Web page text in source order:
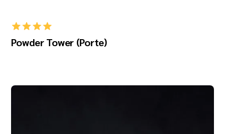
Powder Tower (Porte)